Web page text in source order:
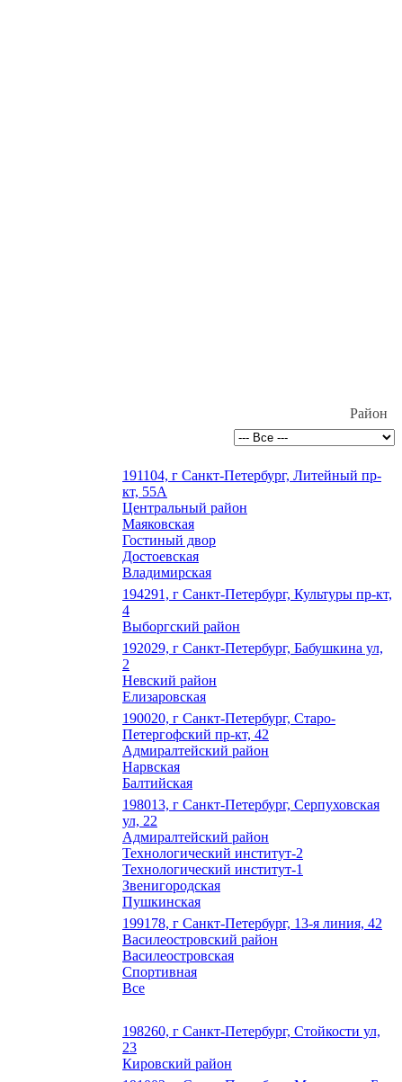
Район
191104, г Санкт-Петербург, Литейный пр-
кт, 55А
Центральный район
Маяковская
Гостиный двор
Достоевская
Владимирская
194291, г Санкт-Петербург, Культуры пр-кт,
4
Выборгский район
192029, г Санкт-Петербург, Бабушкина ул,
2
Невский район
Елизаровская
190020, г Санкт-Петербург, Старо-
Петергофский пр-кт, 42
Адмиралтейский район
Нарвская
Балтийская
198013, г Санкт-Петербург, Серпуховская
ул, 22
Адмиралтейский район
Технологический институт-2
Технологический институт-1
Звенигородская
Пушкинская
199178, г Санкт-Петербург, 13-я линия, 42
Василеостровский район
Василеостровская
Спортивная
Все
198260, г Санкт-Петербург, Стойкости ул,
23
Кировский район